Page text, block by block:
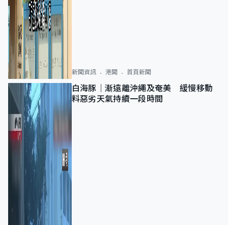
新聞資訊 港聞 首頁新聞
白海豚｜漸遠離沖繩及奄美 緩慢移動
料惡劣天氣持續一段時間